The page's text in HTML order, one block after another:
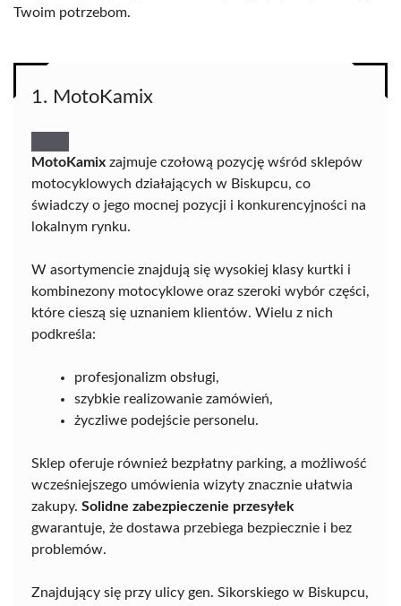
Twoim potrzebom.
1. MotoKamix
MotoKamix zajmuje czołową pozycję wśród sklepów
motocyklowych działających w Biskupcu, co
świadczy o jego mocnej pozycji i konkurencyjności na
lokalnym rynku.
W asortymencie znajdują się wysokiej klasy kurtki i
kombinezony motocyklowe oraz szeroki wybór części,
które cieszą się uznaniem klientów. Wielu z nich
podkreśla:
profesjonalizm obsługi,
szybkie realizowanie zamówień,
życzliwe podejście personelu.
Sklep oferuje również bezpłatny parking, a możliwość
wcześniejszego umówienia wizyty znacznie ułatwia
zakupy. Solidne zabezpieczenie przesyłek
gwarantuje, że dostawa przebiega bezpiecznie i bez
problemów.
Znajdujący się przy ulicy gen. Sikorskiego w Biskupcu,